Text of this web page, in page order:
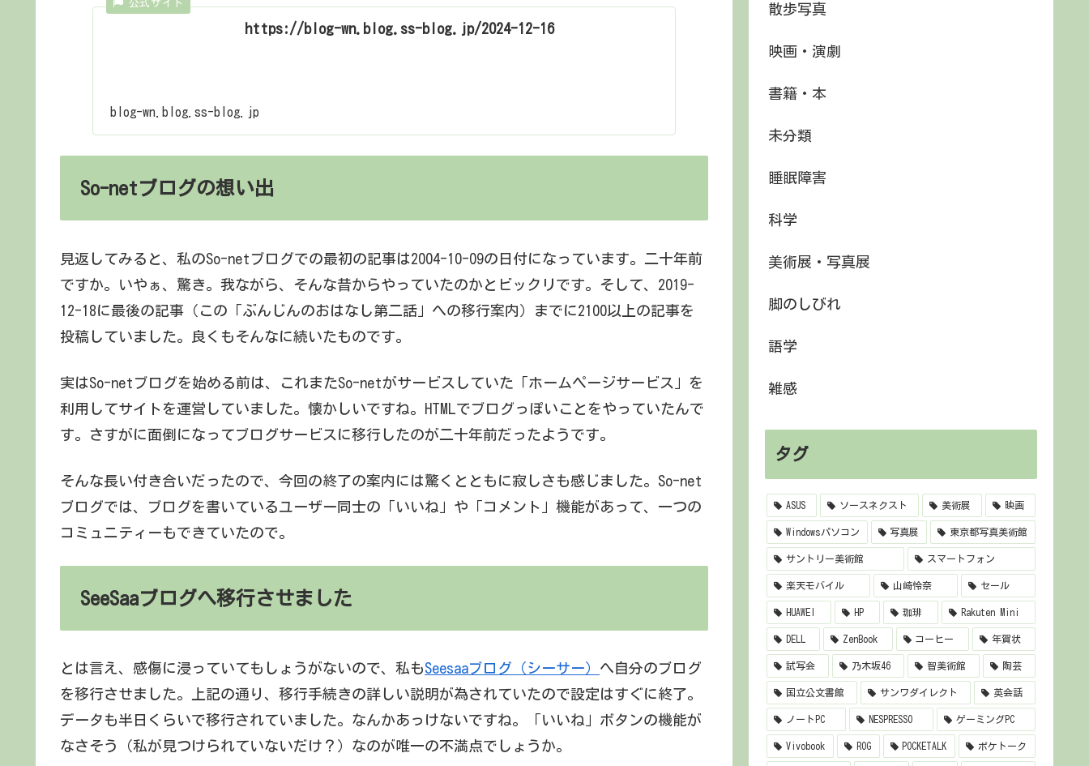
https://blog-wn.blog.ss-blog.jp/2024-12-16
blog-wn.blog.ss-blog.jp
So-netブログの想い出
見返してみると、私のSo-netブログでの最初の記事は2004-10-09の日付になっています。二十年前
ですか。いやぁ、驚き。我ながら、そんな昔からやっていたのかとビックリです。そして、2019-
12-18に最後の記事（この「ぶんじんのおはなし第二話」への移行案内）までに2100以上の記事を
投稿していました。良くもそんなに続いたものです。
実はSo-netブログを始める前は、これまたSo-netがサービスしていた「ホームページサービス」を
利用してサイトを運営していました。懐かしいですね。HTMLでブログっぽいことをやっていたんで
す。さすがに面倒になってブログサービスに移行したのが二十年前だったようです。
そんな長い付き合いだったので、今回の終了の案内には驚くとともに寂しさも感じました。So-net
ブログでは、ブログを書いているユーザー同士の「いいね」や「コメント」機能があって、一つの
コミュニティーもできていたので。
SeeSaaブログへ移行させました
とは言え、感傷に浸っていてもしょうがないので、私もSeesaaブログ（シーサー） へ自分のブログ
を移行させました。上記の通り、移行手続きの詳しい説明が為されていたので設定はすぐに終了。
データも半日くらいで移行されていました。なんかあっけないですね。「いいね」ボタンの機能が
なさそう（私が見つけられていないだけ？）なのが唯一の不満点でしょうか。
散歩写真
映画・演劇
書籍・本
未分類
睡眠障害
科学
美術展・写真展
脚のしびれ
語学
雑感
タグ
ASUS ソースネクスト 美術展 映画
Windowsパソコン 写真展 東京都写真美術館
サントリー美術館 スマートフォン
楽天モバイル 山崎怜奈 セール
HUAWEI HP 珈琲 Rakuten Mini
DELL ZenBook コーヒー 年賀状
試写会 乃木坂46 智美術館 陶芸
国立公文書館 サンワダイレクト 英会話
ノートPC NESPRESSO ゲーミングPC
Vivobook ROG POCKETALK ポケトーク